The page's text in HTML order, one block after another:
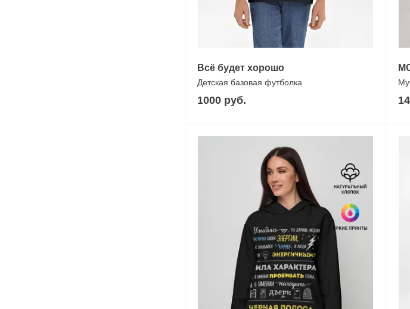
Всё будет хорошо
Детская базовая футболка
1000 руб.